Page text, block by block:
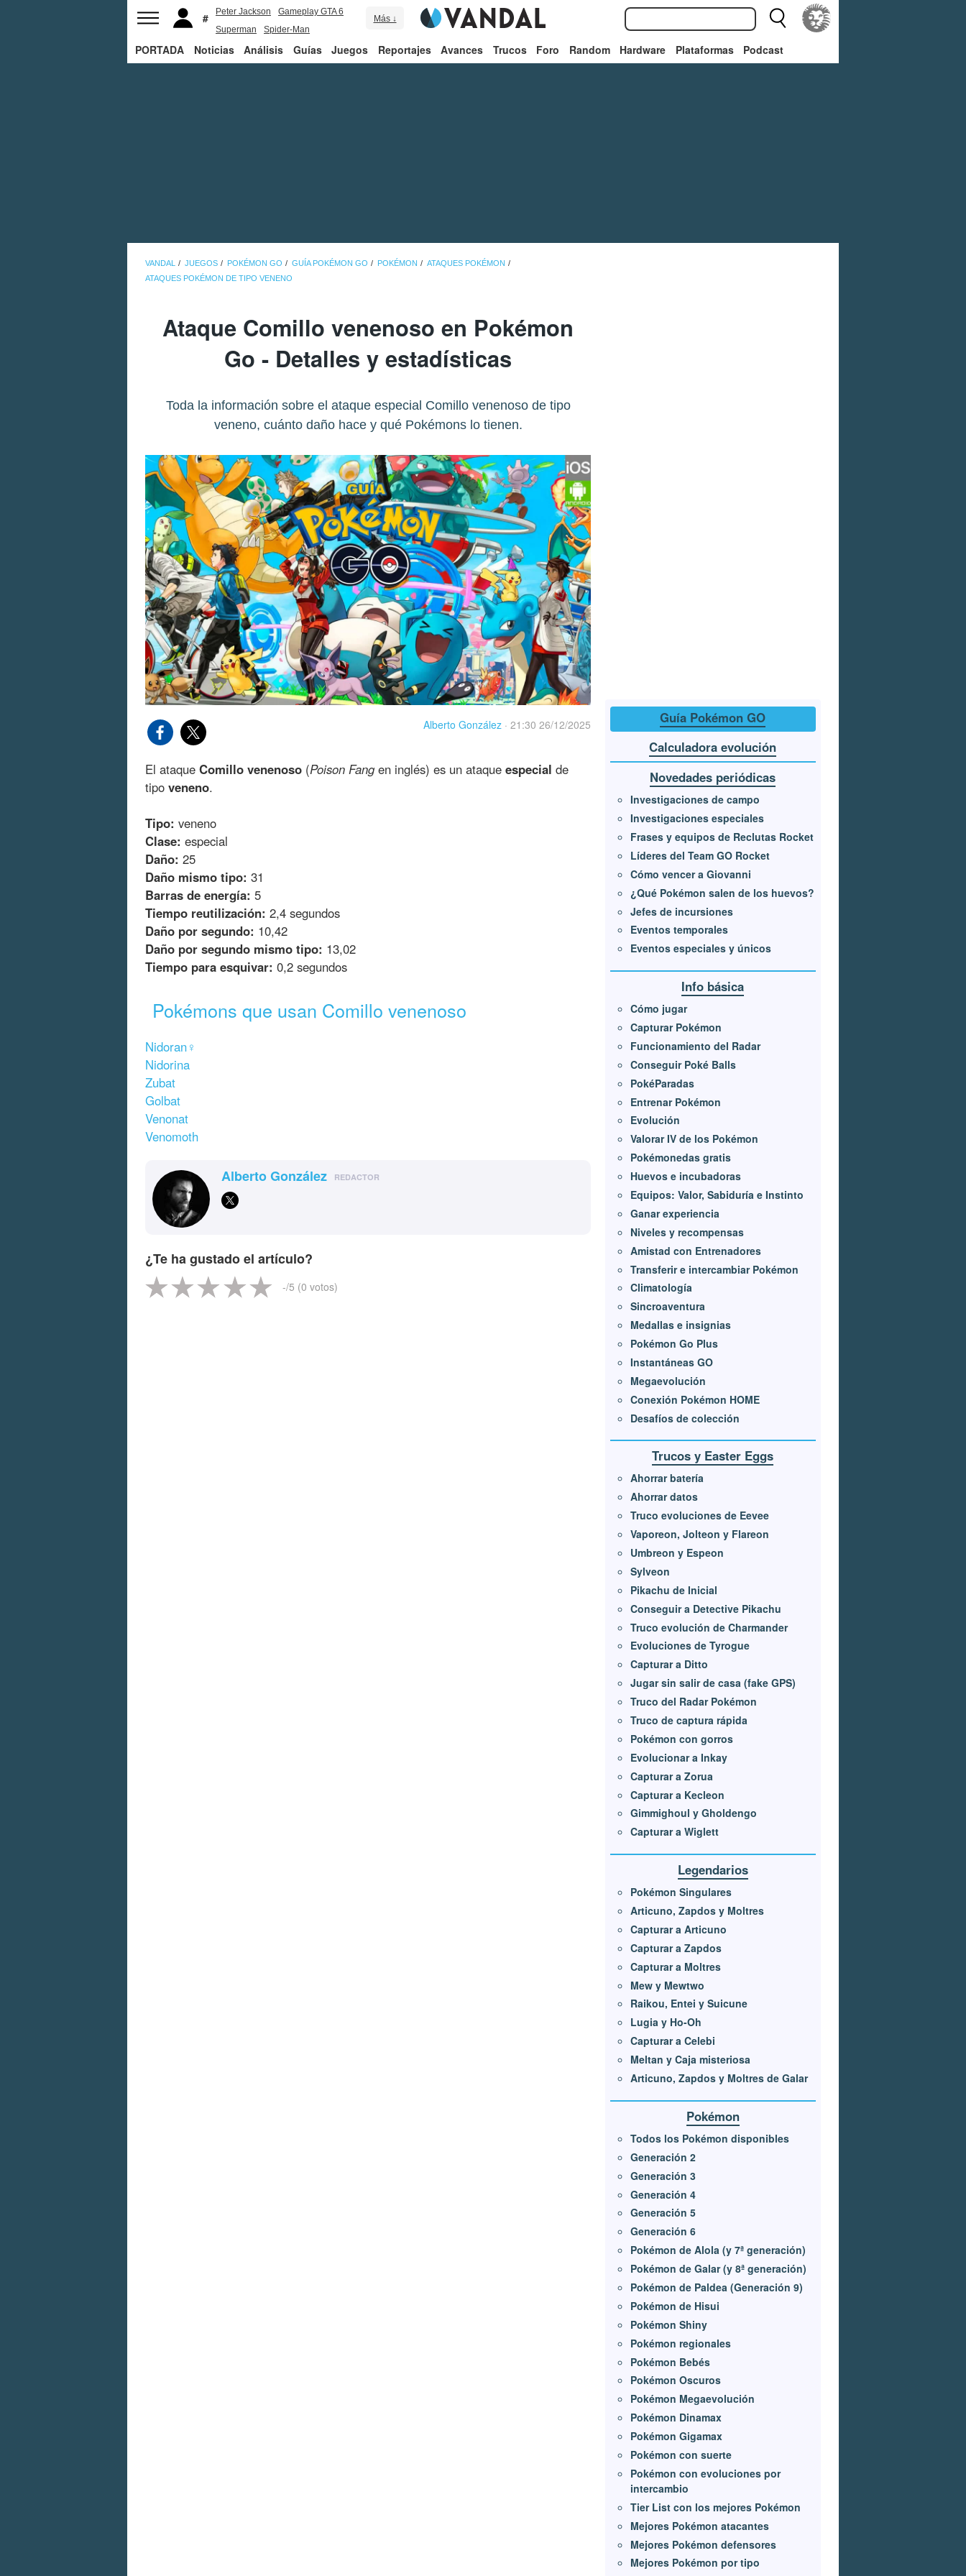
Peter Jackson
Gameplay GTA 6
Superman
Spider-Man
Más ↓
PORTADA Noticias Análisis Guías Juegos Reportajes Avances Trucos Foro Random Hardware Plataformas Podcast
VANDAL JUEGOS POKÉMON GO GUÍA POKÉMON GO POKÉMON
ATAQUES POKÉMON
ATAQUES POKÉMON DE TIPO VENENO
Ataque Comillo venenoso en Pokémon
Go - Detalles y estadísticas
Toda la información sobre el ataque especial Comillo venenoso de tipo
veneno, cuánto daño hace y qué Pokémons lo tienen.
Alberto González · 21:30 26/12/2025
El ataque Comillo venenoso (Poison Fang en inglés) es un ataque especial de
tipo veneno.
Tipo: veneno
Clase: especial
Daño: 25
Daño mismo tipo: 31
Barras de energía: 5
Tiempo reutilización: 2,4 segundos
Daño por segundo: 10,42
Daño por segundo mismo tipo: 13,02
Tiempo para esquivar: 0,2 segundos
Pokémons que usan Comillo venenoso
Nidoran♀
Nidorina
Zubat
Golbat
Venonat
Venomoth
Alberto González REDACTOR
¿Te ha gustado el artículo?
-/5 (0 votos)
Guía Pokémon GO
Calculadora evolución
Novedades periódicas
Investigaciones de campo
Investigaciones especiales
Frases y equipos de Reclutas Rocket
Líderes del Team GO Rocket
Cómo vencer a Giovanni
¿Qué Pokémon salen de los huevos?
Jefes de incursiones
Eventos temporales
Eventos especiales y únicos
Info básica
Cómo jugar
Capturar Pokémon
Funcionamiento del Radar
Conseguir Poké Balls
PokéParadas
Entrenar Pokémon
Evolución
Valorar IV de los Pokémon
Pokémonedas gratis
Huevos e incubadoras
Equipos: Valor, Sabiduría e Instinto
Ganar experiencia
Niveles y recompensas
Amistad con Entrenadores
Transferir e intercambiar Pokémon
Climatología
Sincroaventura
Medallas e insignias
Pokémon Go Plus
Instantáneas GO
Megaevolución
Conexión Pokémon HOME
Desafíos de colección
Trucos y Easter Eggs
Ahorrar batería
Ahorrar datos
Truco evoluciones de Eevee
Vaporeon, Jolteon y Flareon
Umbreon y Espeon
Sylveon
Pikachu de Inicial
Conseguir a Detective Pikachu
Truco evolución de Charmander
Evoluciones de Tyrogue
Capturar a Ditto
Jugar sin salir de casa (fake GPS)
Truco del Radar Pokémon
Truco de captura rápida
Pokémon con gorros
Evolucionar a Inkay
Capturar a Zorua
Capturar a Kecleon
Gimmighoul y Gholdengo
Capturar a Wiglett
Legendarios
Pokémon Singulares
Articuno, Zapdos y Moltres
Capturar a Articuno
Capturar a Zapdos
Capturar a Moltres
Mew y Mewtwo
Raikou, Entei y Suicune
Lugia y Ho-Oh
Capturar a Celebi
Meltan y Caja misteriosa
Articuno, Zapdos y Moltres de Galar
Pokémon
Todos los Pokémon disponibles
Generación 2
Generación 3
Generación 4
Generación 5
Generación 6
Pokémon de Alola (y 7ª generación)
Pokémon de Galar (y 8ª generación)
Pokémon de Paldea (Generación 9)
Pokémon de Hisui
Pokémon Shiny
Pokémon regionales
Pokémon Bebés
Pokémon Oscuros
Pokémon Megaevolución
Pokémon Dinamax
Pokémon Gigamax
Pokémon con suerte
Pokémon con evoluciones por
intercambio
Tier List con los mejores Pokémon
Mejores Pokémon atacantes
Mejores Pokémon defensores
Mejores Pokémon por tipo